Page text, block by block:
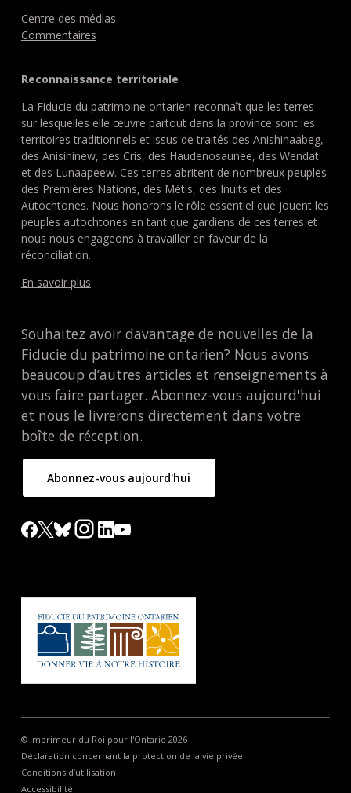
Centre des médias
Commentaires
Reconnaissance territoriale
La Fiducie du patrimoine ontarien reconnaît que les terres
sur lesquelles elle œuvre partout dans la province sont les
territoires traditionnels et issus de traités des Anishinaabeg,
des Anisininew, des Cris, des Haudenosaunee, des Wendat
et des Lunaapeew. Ces terres abritent de nombreux peuples
des Premières Nations, des Métis, des Inuits et des
Autochtones. Nous honorons le rôle essentiel que jouent les
peuples autochtones en tant que gardiens de ces terres et
nous nous engageons à travailler en faveur de la
réconciliation.
En savoir plus
Souhaitez avoir davantage de nouvelles de la
Fiducie du patrimoine ontarien? Nous avons
beaucoup d’autres articles et renseignements à
vous faire partager. Abonnez-vous aujourd'hui
et nous le livrerons directement dans votre
boîte de réception.
Abonnez-vous aujourd'hui
© Imprimeur du Roi pour l'Ontario 2026
Déclaration concernant la protection de la vie privée
Conditions d’utilisation
Accessibilité